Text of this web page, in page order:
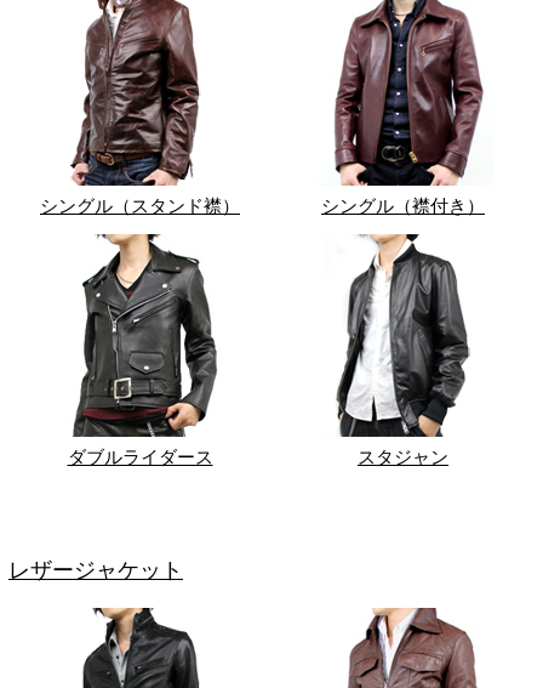
シングル（スタンド襟） シングル（襟付き）
ダブルライダース スタジャン
レザージャケット